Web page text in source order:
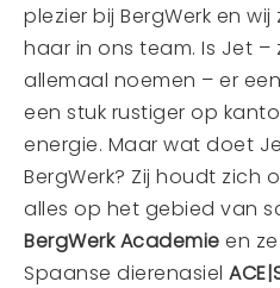
plezier bij BergWerk en
haar in ons team. Is Jet –
allemaal noemen – er
een stuk rustiger op
energie. Maar wat doet
BergWerk? Zij houdt zich
alles op het gebied van
BergWerk Academie en
Spaanse dierenasiel